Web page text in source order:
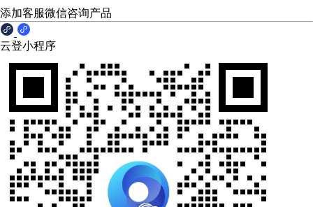
添加客服微信咨询产品
云登小程序